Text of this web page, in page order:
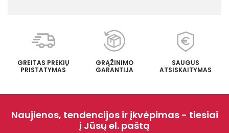
GREITAS PREKIŲ
PRISTATYMAS
GRĄŽINIMO
GARANTIJA
SAUGUS
ATSISKAITYMAS
Naujienos, tendencijos ir įkvėpimas - tiesiai
į Jūsų el. paštą